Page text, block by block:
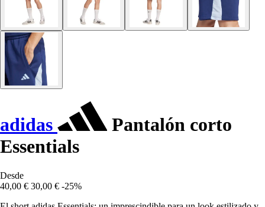
adidas
Pantalón corto
Essentials
Desde
40,00 € 30,00 € -25%